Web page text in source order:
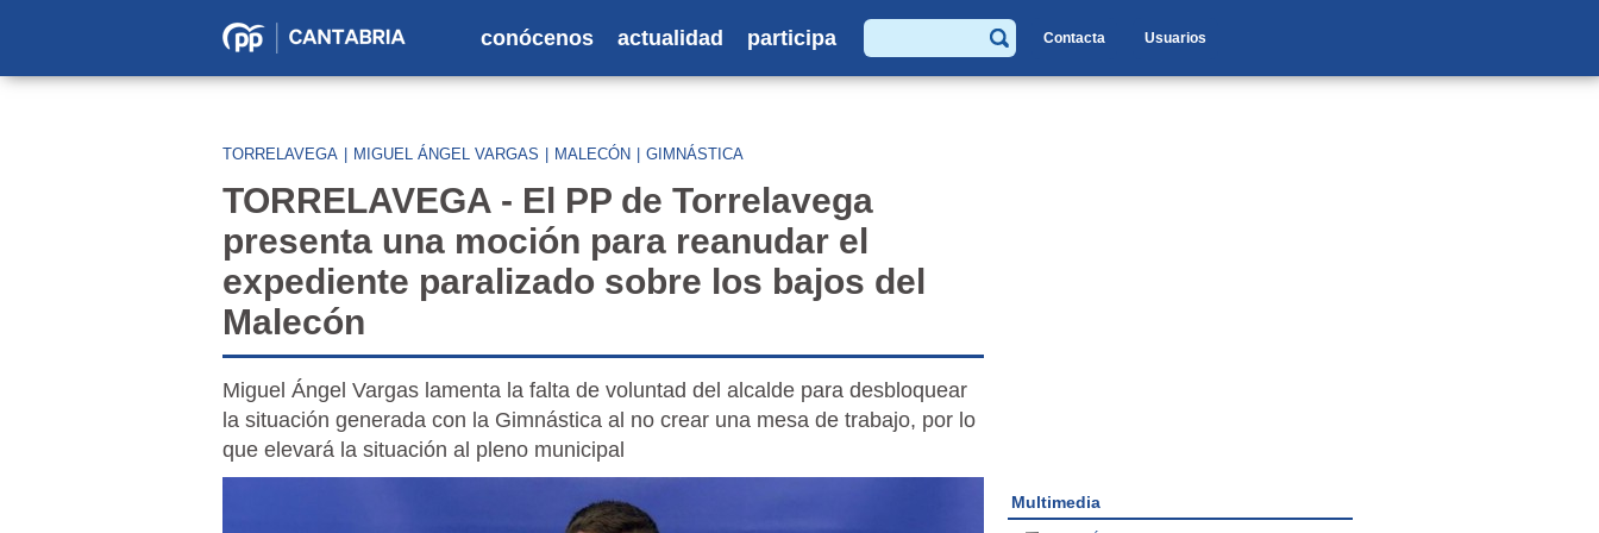
Partido
en
conócenos actualidad participa
Buscar
Contacta Usuarios
TORRELAVEGA MIGUEL ÁNGEL VARGAS MALECÓN GIMNÁSTICA
TORRELAVEGA - El PP de Torrelavega
presenta una moción para reanudar el
expediente paralizado sobre los bajos del
Malecón
Miguel Ángel Vargas lamenta la falta de voluntad del alcalde para desbloquear
la situación generada con la Gimnástica al no crear una mesa de trabajo, por lo
que elevará la situación al pleno municipal
Multimedia